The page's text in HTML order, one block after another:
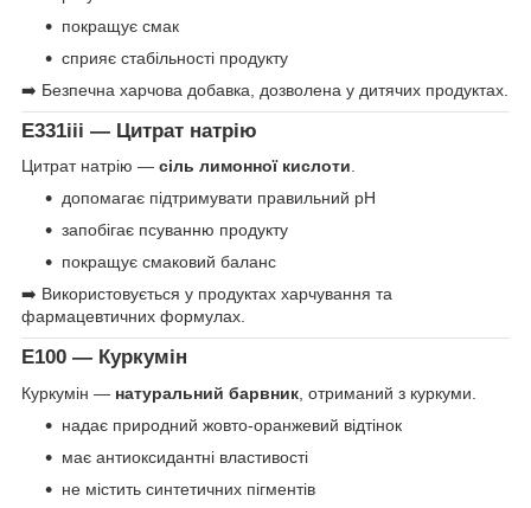
покращує смак
сприяє стабільності продукту
➡️ Безпечна харчова добавка, дозволена у дитячих продуктах.
E331iii — Цитрат натрію
Цитрат натрію — сіль лимонної кислоти.
допомагає підтримувати правильний pH
запобігає псуванню продукту
покращує смаковий баланс
➡️ Використовується у продуктах харчування та
фармацевтичних формулах.
E100 — Куркумін
Куркумін — натуральний барвник, отриманий з куркуми.
надає природний жовто-оранжевий відтінок
має антиоксидантні властивості
не містить синтетичних пігментів